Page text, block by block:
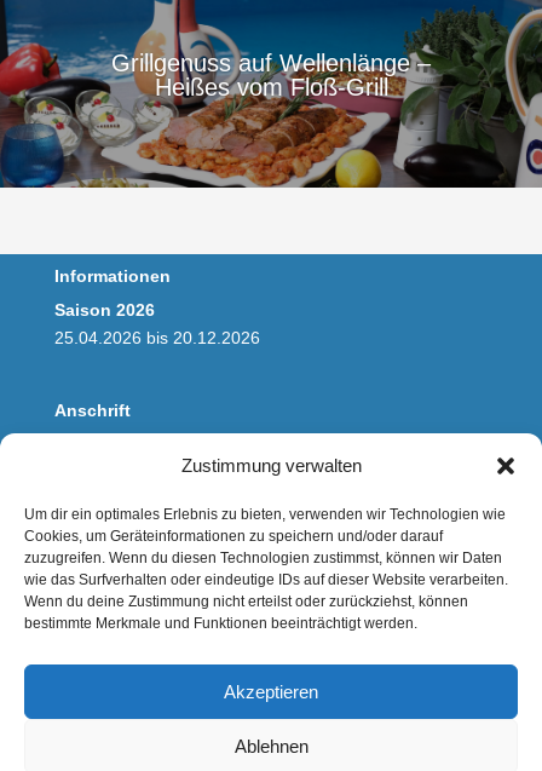
Zustimmung verwalten
Um dir ein optimales Erlebnis zu bieten, verwenden wir Technologien wie
Cookies, um Geräteinformationen zu speichern und/oder darauf
zuzugreifen. Wenn du diesen Technologien zustimmst, können wir Daten
wie das Surfverhalten oder eindeutige IDs auf dieser Website verarbeiten.
Wenn du deine Zustimmung nicht erteilst oder zurückziehst, können
bestimmte Merkmale und Funktionen beeinträchtigt werden.
Akzeptieren
Ablehnen
Grillgenuss auf Wellenlänge –
Heißes vom Floß-Grill
Informationen
Saison 2026
25.04.2026 bis 20.12.2026
Anschrift
Steganlage am Riveufer
06114 Halle/Saale
Kontakt
E-Mail:buchung@saalefloss.de
Mobil: 0170 2345100